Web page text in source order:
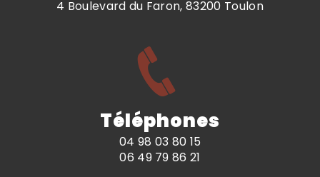
4 Boulevard du Faron, 83200 Toulon
Téléphones
04 98 03 80 15
06 49 79 86 21